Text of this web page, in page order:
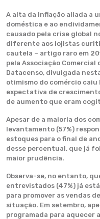
A alta da inflação aliada a
doméstica e ao
causado pela crise global
diferente aos lojistas
cautela – artigo raro em
pela Associação
Datacenso, divulgada
otimismo do comércio
expectativa de
de aumento que eram
Apesar de a maioria dos
levantamento (57%)
estoques para o final de
desse percentual, que já
maior prudência.
Observa-se, no entanto,
entrevistados (47%) já
para promover as vendas
situação. Em setembro,
programada para aquecer